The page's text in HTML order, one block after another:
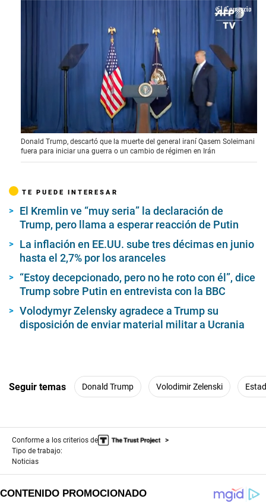
0
s
e
c
d
o
f
m
i
n
e
3
9
s
s
Donald Trump, descartó que la muerte del general iraní Qasem Soleimani
fuera para iniciar una guerra o un cambio de régimen en Irán
TE PUEDE INTERESAR
El Kremlin ve “muy seria” la declaración de
Trump, pero llama a esperar reacción de Putin
La inflación en EE.UU. sube tres décimas en junio
hasta el 2,7% por los aranceles
“Estoy decepcionado, pero no he roto con él”, dice
Trump sobre Putin en entrevista con la BBC
Volodymyr Zelensky agradece a Trump su
disposición de enviar material militar a Ucrania
Seguir temas Donald Trump Volodimir Zelenski
Conforme a los criterios de
Tipo de trabajo:
Noticias